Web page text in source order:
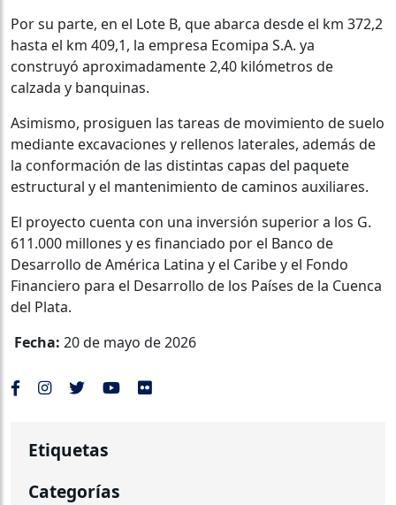
Por su parte, en el Lote B, que abarca desde el km 372,2
hasta el km 409,1, la empresa Ecomipa S.A. ya
construyó aproximadamente 2,40 kilómetros de
calzada y banquinas.
Asimismo, prosiguen las tareas de movimiento de suelo
mediante excavaciones y rellenos laterales, además de
la conformación de las distintas capas del paquete
estructural y el mantenimiento de caminos auxiliares.
El proyecto cuenta con una inversión superior a los G.
611.000 millones y es financiado por el Banco de
Desarrollo de América Latina y el Caribe y el Fondo
Financiero para el Desarrollo de los Países de la Cuenca
del Plata.
Fecha: 20 de mayo de 2026
Etiquetas
Categorías